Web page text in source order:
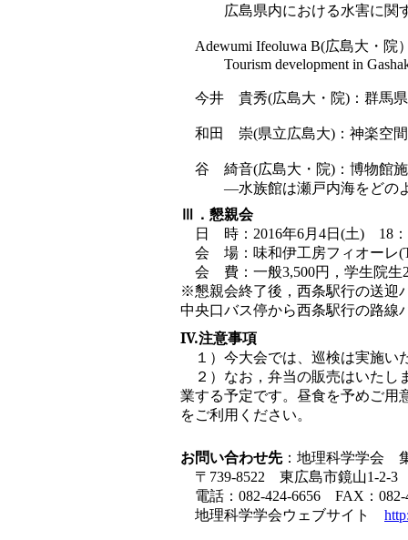
広島県内における水害に関す
Adewumi Ifeoluwa B(広島大・院
Tourism development in Gashaka
今井 貴秀(広島大・院)：群馬県
和田 崇(県立広島大)：神楽空間
谷 綺音(広島大・院)：博物館施
―水族館は瀬戸内海をどの
Ⅲ．懇親会
日 時：2016年6月4日(土) 18：
会 場：味和伊工房フィオーレ
会 費：一般3,500円，学生院生
※懇親会終了後，西条駅行の送迎
中央口バス停から西条駅行の路線
IV.注意事項
１）今大会では、巡検は実施い
２）なお，弁当の販売はいたし
業する予定です。昼食を予めご用
をご利用ください。
お問い合わせ先：地理科学学会
〒739-8522 東広島市鏡山1-2-3
電話：082-424-6656 FAX：082-
地理科学学会ウェブサイト